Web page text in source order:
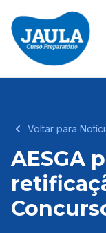
Voltar para
AESGA